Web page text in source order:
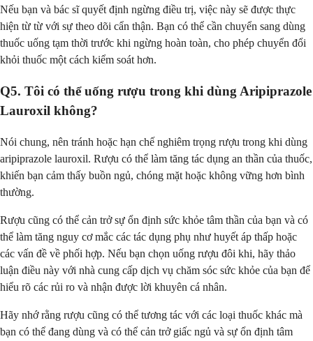
Nếu bạn và bác sĩ quyết định ngừng điều trị, việc này sẽ được thực
hiện từ từ với sự theo dõi cẩn thận. Bạn có thể cần chuyển sang dùng
thuốc uống tạm thời trước khi ngừng hoàn toàn, cho phép chuyển đổi
khỏi thuốc một cách kiểm soát hơn.
Q5. Tôi có thể uống rượu trong khi dùng Aripiprazole
Lauroxil không?
Nói chung, nên tránh hoặc hạn chế nghiêm trọng rượu trong khi dùng
aripiprazole lauroxil. Rượu có thể làm tăng tác dụng an thần của thuốc,
khiến bạn cảm thấy buồn ngủ, chóng mặt hoặc không vững hơn bình
thường.
Rượu cũng có thể cản trở sự ổn định sức khỏe tâm thần của bạn và có
thể làm tăng nguy cơ mắc các tác dụng phụ như huyết áp thấp hoặc
các vấn đề về phối hợp. Nếu bạn chọn uống rượu đôi khi, hãy thảo
luận điều này với nhà cung cấp dịch vụ chăm sóc sức khỏe của bạn để
hiểu rõ các rủi ro và nhận được lời khuyên cá nhân.
Hãy nhớ rằng rượu cũng có thể tương tác với các loại thuốc khác mà
bạn có thể đang dùng và có thể cản trở giấc ngủ và sự ổn định tâm